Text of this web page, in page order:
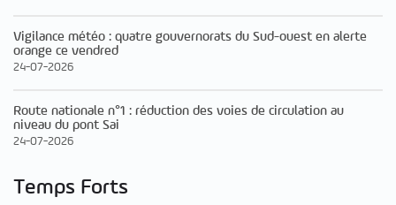
Vigilance météo : quatre gouvernorats du Sud-ouest en alerte
orange ce vendred
24-07-2026
Route nationale n°1 : réduction des voies de circulation au
niveau du pont Sai
24-07-2026
Temps Forts